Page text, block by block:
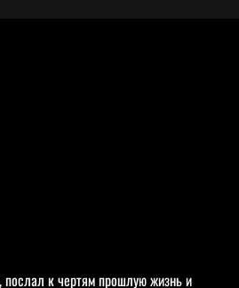
послал к чертям прошлую жизнь и